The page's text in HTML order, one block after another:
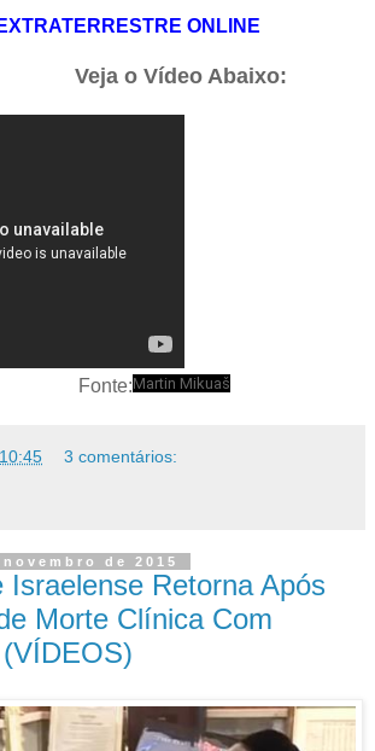
EXTRATERRESTRE ONLINE
Veja o Vídeo Abaixo:
Martin Mikuaš
10:45 3 comentários:
de 2015
Israelense Retorna Após
Morte Clínica Com